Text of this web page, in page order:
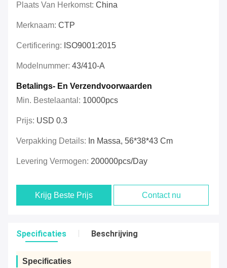
Plaats Van Herkomst: China
Merknaam: CTP
Certificering: ISO9001:2015
Modelnummer: 43/410-A
Betalings- En Verzendvoorwaarden
Min. Bestelaantal: 10000pcs
Prijs: USD 0.3
Verpakking Details: In Massa, 56*38*43 Cm
Levering Vermogen: 200000pcs/day
Krijg Beste Prijs Contact nu
Specificaties Beschrijving
Specificaties